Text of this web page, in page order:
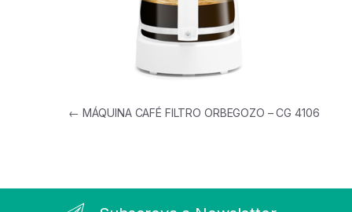
Navegação de artigos
← MÁQUINA CAFÉ FILTRO ORBEGOZO – CG 4106